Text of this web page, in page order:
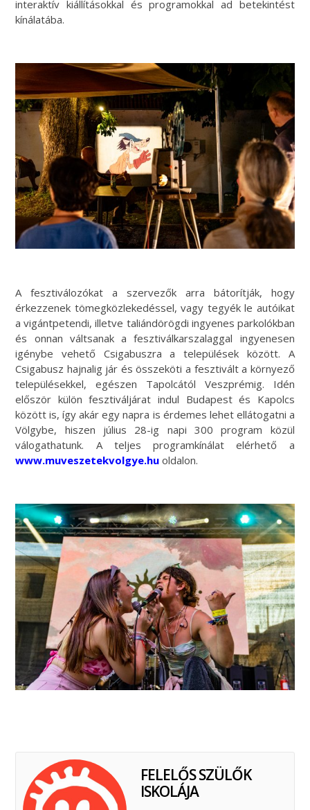
interaktív kiállításokkal és programokkal ad betekintést
kínálatába.
A fesztiválozókat a szervezők arra bátorítják, hogy
érkezzenek tömegközlekedéssel, vagy tegyék le autóikat
a vigántpetendi, illetve taliándörögdi ingyenes parkolókban
és onnan váltsanak a fesztiválkarszalaggal ingyenesen
igénybe vehető Csigabuszra a települések között. A
Csigabusz hajnalig jár és összeköti a fesztivált a környező
településekkel, egészen Tapolcától Veszprémig. Idén
először külön fesztiváljárat indul Budapest és Kapolcs
között is, így akár egy napra is érdemes lehet ellátogatni a
Völgybe, hiszen július 28-ig napi 300 program közül
válogathatunk. A teljes programkínálat elérhető a
www.muveszetekvolgye.hu oldalon.
FELELŐS SZÜLŐK
ISKOLÁJA